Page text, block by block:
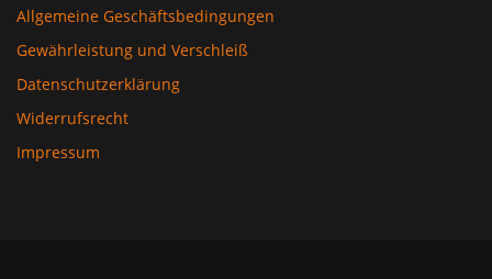
Allgemeine Geschäftsbedingungen
Gewährleistung und Verschleiß
Datenschutzerklärung
Widerrufsrecht
Impressum